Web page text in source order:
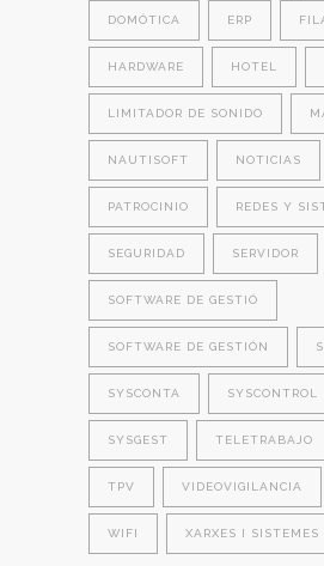
DOMÓTICA ERP
HARDWARE HOTEL
LIMITADOR DE SONIDO
NAUTISOFT NOTICIAS
PATROCINIO REDES Y
SEGURIDAD SERVIDOR
SOFTWARE DE GESTIÓ
SOFTWARE DE GESTIÓN
SYSCONTA SYSCONTROL
SYSGEST TELETRABAJO
TPV VIDEOVIGILANCIA
WIFI XARXES I SISTEMES